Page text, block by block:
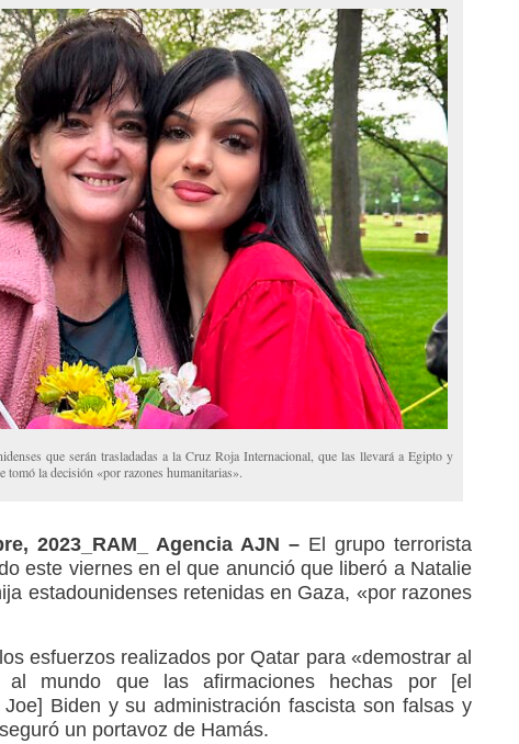
que serán trasladadas a la Cruz Roja Internacional, que las llevará a Egipto y
tomó la decisión «por razones humanitarias».
2023_RAM_ Agencia AJN – El grupo terrorista
este viernes en el que anunció que liberó a Natalie
estadounidenses retenidas en Gaza, «por razones
esfuerzos realizados por Qatar para «demostrar al
al mundo que las afirmaciones hechas por [el
Biden y su administración fascista son falsas y
un portavoz de Hamás.